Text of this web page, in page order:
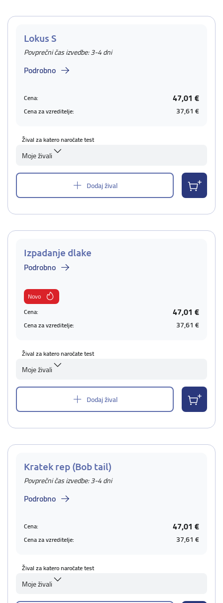
Lokus S
Povprečni čas izvedbe: 3-4 dni
Podrobno
Cena: 47,01 €
Cena za vzreditelje: 37,61 €
Žival za katero naročate test
Moje živali
Dodaj žival
Izpadanje dlake
Podrobno
Novo
Cena:
47,01 €
Cena za vzreditelje: 37,61 €
Žival za katero naročate test
Moje živali
Dodaj žival
Kratek rep (Bob tail)
Povprečni čas izvedbe: 3-4 dni
Podrobno
Cena: 47,01 €
Cena za vzreditelje: 37,61 €
Žival za katero naročate test
Moje živali